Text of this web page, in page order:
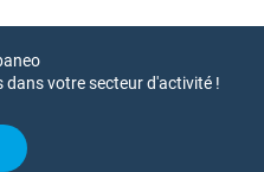
dans votre secteur d'activité !